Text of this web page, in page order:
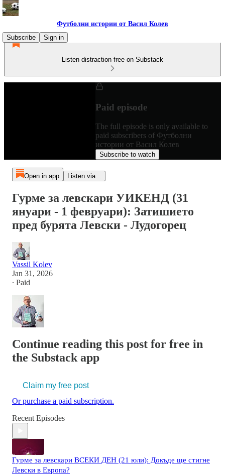
Футболни истории от Васил Колев
Subscribe
Sign in
Listen distraction-free on Substack
Paid episode
The full episode is only available to
paid subscribers of Футболни
истории от Васил Колев
Subscribe to watch
Open in app Listen via...
Гурме за левскари УИКЕНД (31
януари - 1 февруари): Затишието
пред бурята Левски - Лудогорец
Vassil Kolev
Jan 31, 2026
∙ Paid
Continue reading this post for free in
the Substack app
Claim my free post
Or purchase a paid subscription.
Recent Episodes
Гурме за левскари ВСЕКИ ДЕН (21 юли): Докъде ще стигне
Левски в Европа?